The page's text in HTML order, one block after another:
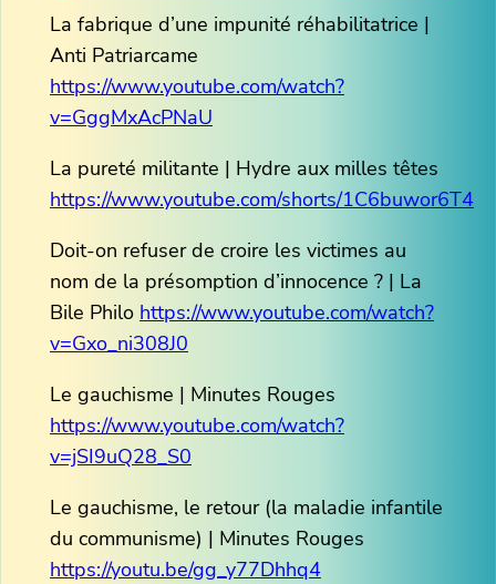
La fabrique d’une impunité réhabilitatrice |
Anti Patriarcame
https://www.youtube.com/watch?
v=GggMxAcPNaU
La pureté militante | Hydre aux milles têtes
https://www.youtube.com/shorts/1C6buwor6T4
Doit-on refuser de croire les victimes au
nom de la présomption d’innocence ? | La
Bile Philo https://www.youtube.com/watch?
v=Gxo_ni308J0
Le gauchisme | Minutes Rouges
https://www.youtube.com/watch?
v=jSI9uQ28_S0
Le gauchisme, le retour (la maladie infantile
du communisme) | Minutes Rouges
https://youtu.be/gg_y77Dhhq4